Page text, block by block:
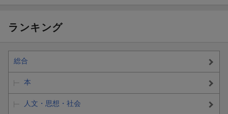
ランキング
総合
本
人文・思想・社会